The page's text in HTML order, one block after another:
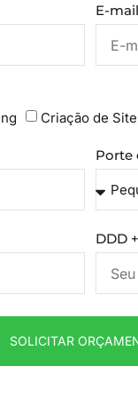
E-mail
Criação de Site
Porte
DDD
SOLICITAR